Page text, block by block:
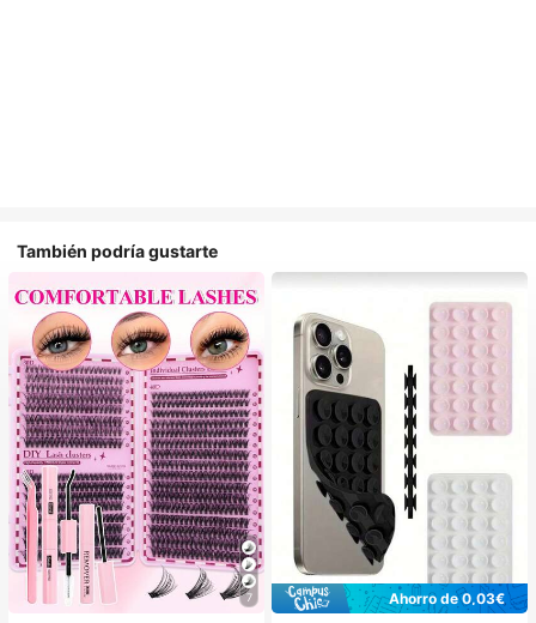
También podría gustarte
7
Ahorro de 0,03€